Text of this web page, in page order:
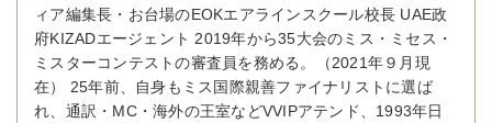
ィア編集長・お台場のEOKエアラインスクール校長 UAE政
府KIZADエージェント 2019年から35大会のミス・ミセス・
ミスターコンテストの審査員を務める。（2021年９月現
在） 25年前、自身もミス国際親善ファイナリストに選ば
れ、通訳・MC・海外の王室などVVIPアテンド、1993年日